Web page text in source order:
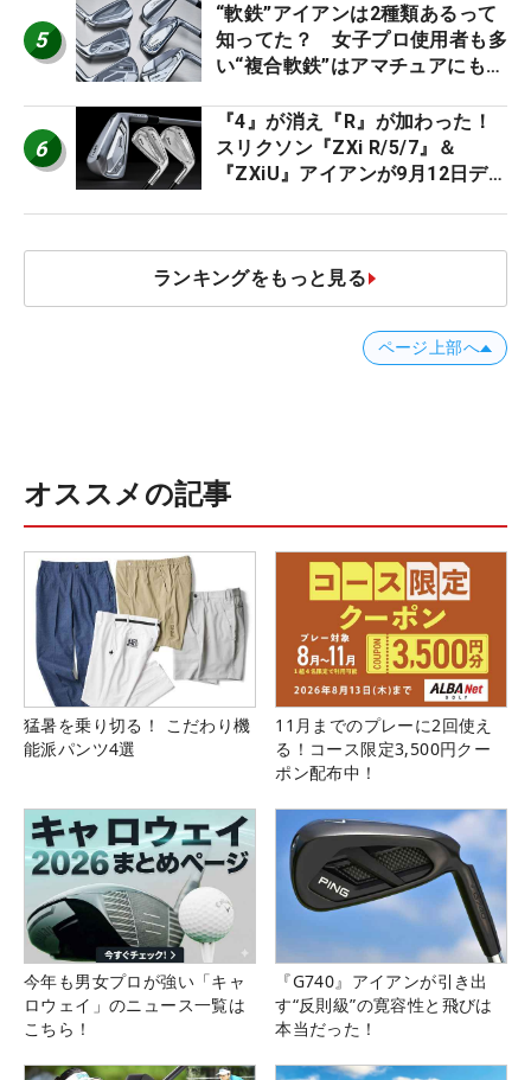
5
“軟鉄”アイアンは2種類あるって
知ってた？ 女子プロ使用者も多
い“複合軟鉄”はアマチュアにもオ
6
『4』が消え『R』が加わった！
スリクソン『ZXi R/5/7』＆
『ZXiU』アイアンが9月12日デ
ランキングをもっと見る
ページ上部へ
オススメの記事
猛暑を乗り切る！ こだわり機
能派パンツ4選
11月までのプレーに2回使え
る！コース限定3,500円クー
ポン配布中！
今年も男女プロが強い「キャ
ロウェイ」のニュース一覧は
こちら！
『G740』アイアンが引き出
す“反則級”の寛容性と飛びは
本当だった！